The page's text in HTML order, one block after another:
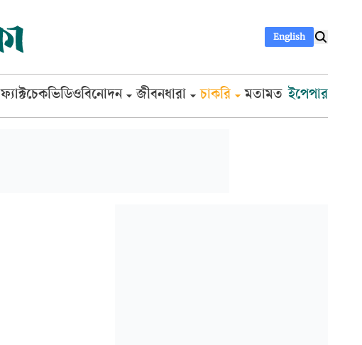
English
ফ্যাক্টচেকভিডিওবিনোদন জীবনধারা চাকরি মতামত ইপেপার